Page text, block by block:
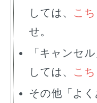
しては、 こち
せ。
「キャンセ
しては、 こち
その他「よ